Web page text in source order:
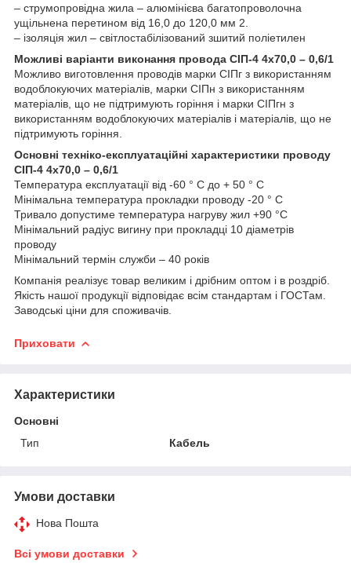
– струмопровідна жила – алюмінієва багатопроволочна
ущільнена перетином від 16,0 до 120,0 мм 2.
– ізоляція жил – світлостабілізований зшитий поліетилен
Можливі варіанти виконання провода СІП-4 4х70,0 – 0,6/1
Можливо виготовлення проводів марки СІПг з використанням
водоблокуючих матеріалів, марки СІПн з використанням
матеріалів, що не підтримують горіння і марки СІПгн з
використанням водоблокуючих матеріалів і матеріалів, що не
підтримують горіння.
Основні техніко-експлуатаційні характеристики проводу
СІП-4 4х70,0 – 0,6/1
Температура експлуатації від -60 ° С до + 50 ° С
Мінімальна температура прокладки проводу -20 ° С
Тривало допустиме температура нагруву жил +90 °C
Мінімальний радіус вигину при прокладці 10 діаметрів
проводу
Мінімальний термін служби – 40 років
Компанія реалізує товар великим і дрібним оптом і в роздріб.
Якість нашої продукції відповідає всім стандартам і ГОСТам.
Заводські ціни для споживачів.
Приховати
Характеристики
Основні
Тип
Кабель
Умови доставки
Нова Пошта
Всі умови доставки